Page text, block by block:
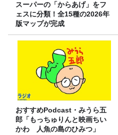
スーパーの「からあげ」をフ
ェスに分類！全15種の2026年
版マップが完成
おすすめPodcast・みうら五
郎「もっちゅりんと映画ちい
かわ 人魚の島のひみつ」